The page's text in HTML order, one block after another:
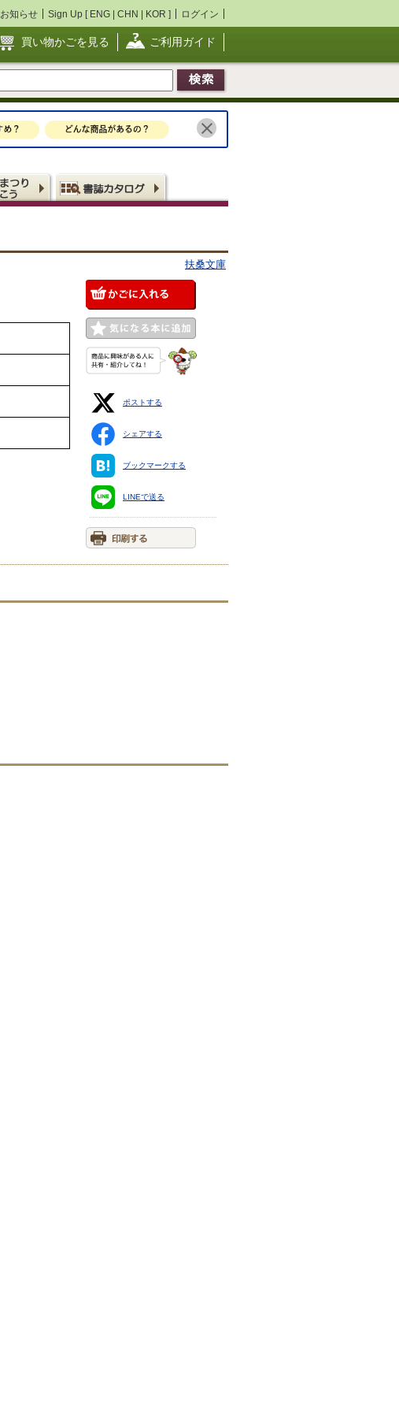
お知らせ Sign Up [ ENG | CHN | KOR ] ログイン
買い物かごを見る ご利用ガイド
扶桑文庫
ポストする
シェアする
ブックマークする
LINEで送る